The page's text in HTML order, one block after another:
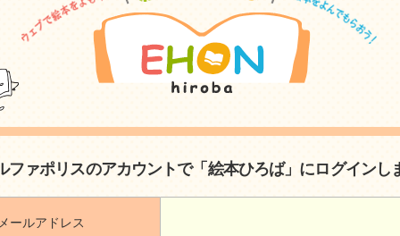
ファポリスのアカウントで「絵本ひろば」にログインし
ールアドレス